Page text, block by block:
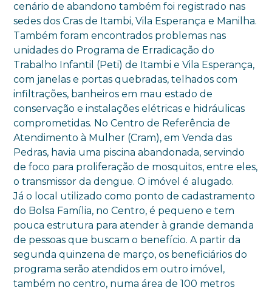
cenário de abandono também foi registrado nas
sedes dos Cras de Itambi, Vila Esperança e Manilha.
Também foram encontrados problemas nas
unidades do Programa de Erradicação do
Trabalho Infantil (Peti) de Itambi e Vila Esperança,
com janelas e portas quebradas, telhados com
infiltrações, banheiros em mau estado de
conservação e instalações elétricas e hidráulicas
comprometidas. No Centro de Referência de
Atendimento à Mulher (Cram), em Venda das
Pedras, havia uma piscina abandonada, servindo
de foco para proliferação de mosquitos, entre eles,
o transmissor da dengue. O imóvel é alugado.
Já o local utilizado como ponto de cadastramento
do Bolsa Família, no Centro, é pequeno e tem
pouca estrutura para atender à grande demanda
de pessoas que buscam o benefício. A partir da
segunda quinzena de março, os beneficiários do
programa serão atendidos em outro imóvel,
também no centro, numa área de 100 metros